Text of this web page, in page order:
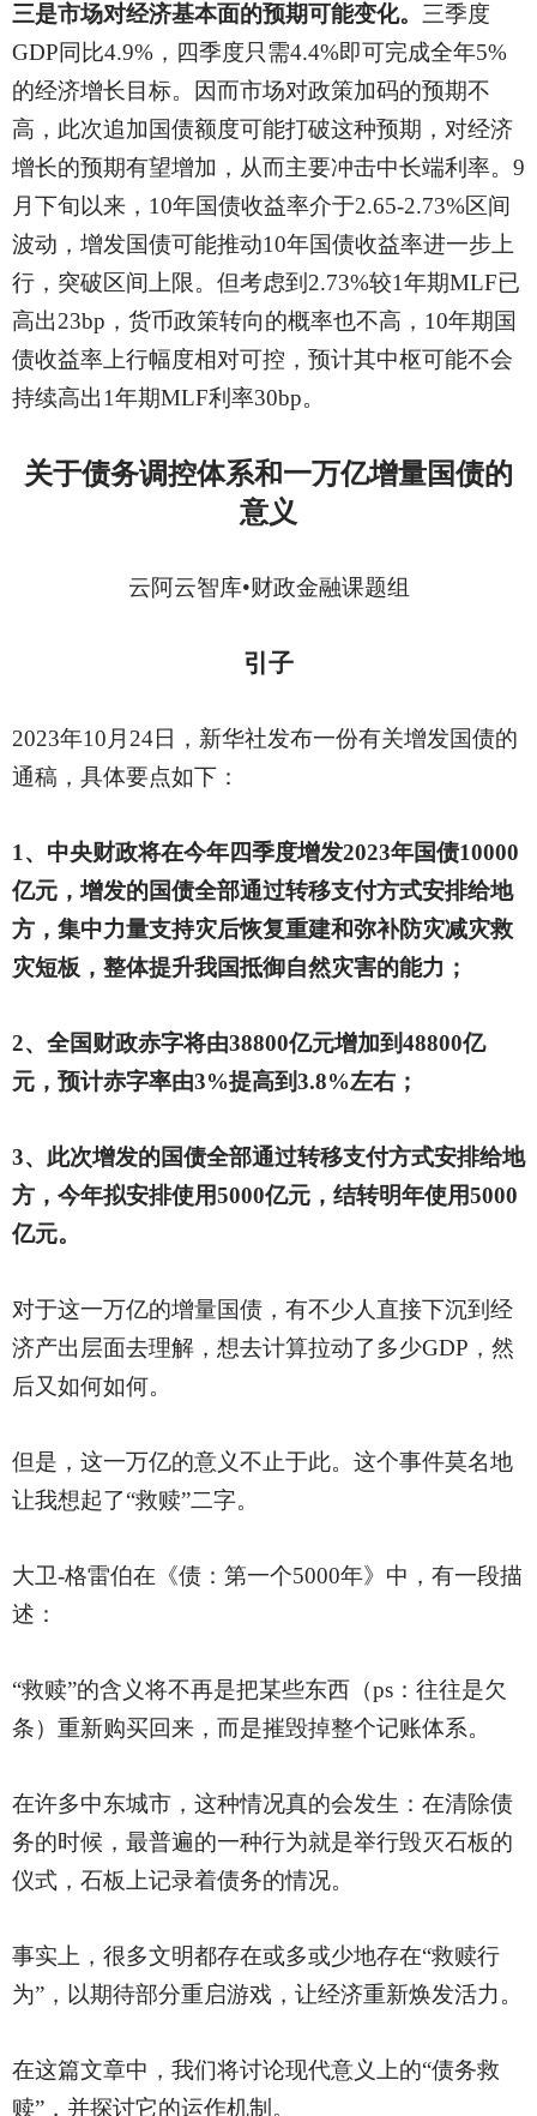
三是市场对经济基本面的预期可能变化。 三季度
GDP同比4.9%，四季度只需4.4%即可完成全年5%
的经济增长目标。因而市场对政策加码的预期不
高，此次追加国债额度可能打破这种预期，对经济
增长的预期有望增加，从而主要冲击中长端利率。9
月下旬以来，10年国债收益率介于2.65-2.73%区间
波动，增发国债可能推动10年国债收益率进一步上
行，突破区间上限。但考虑到2.73%较1年期MLF已
高出23bp，货币政策转向的概率也不高，10年期国
债收益率上行幅度相对可控，预计其中枢可能不会
持续高出1年期MLF利率30bp。
关于债务调控体系和一万亿增量国债的
意义
云阿云智库•财政金融课题组
引子
2023年10月24日，新华社发布一份有关增发国债的
通稿，具体要点如下：
1、中央财政将在今年四季度增发2023年国债10000
亿元，增发的国债全部通过转移支付方式安排给地
方，集中力量支持灾后恢复重建和弥补防灾减灾救
灾短板，整体提升我国抵御自然灾害的能力；
2、全国财政赤字将由38800亿元增加到48800亿
元，预计赤字率由3%提高到3.8%左右；
3、此次增发的国债全部通过转移支付方式安排给地
方，今年拟安排使用5000亿元，结转明年使用5000
亿元。
对于这一万亿的增量国债，有不少人直接下沉到经
济产出层面去理解，想去计算拉动了多少GDP，然
后又如何如何。
但是，这一万亿的意义不止于此。这个事件莫名地
让我想起了“救赎”二字。
大卫-格雷伯在《债：第一个5000年》中，有一段描
述：
“救赎”的含义将不再是把某些东西（ps：往往是欠
条）重新购买回来，而是摧毁掉整个记账体系。
在许多中东城市，这种情况真的会发生：在清除债
务的时候，最普遍的一种行为就是举行毁灭石板的
仪式，石板上记录着债务的情况。
事实上，很多文明都存在或多或少地存在“救赎行
为”，以期待部分重启游戏，让经济重新焕发活力。
在这篇文章中，我们将讨论现代意义上的“债务救
赎”，并探讨它的运作机制。